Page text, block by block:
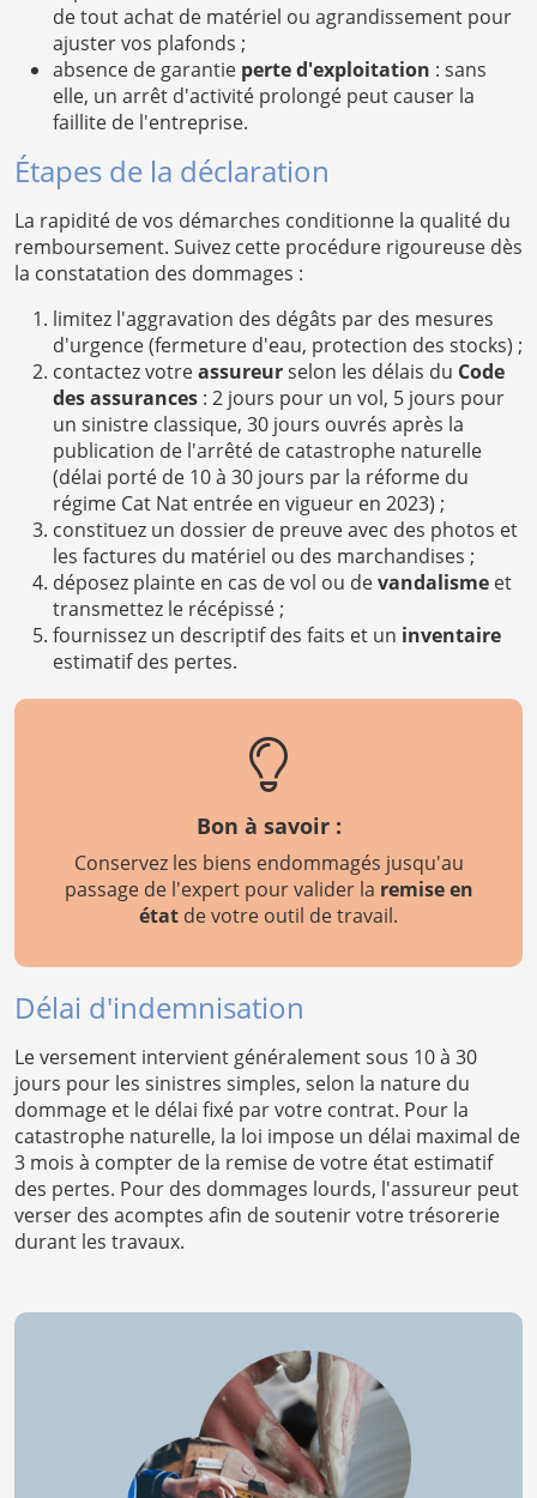
de tout achat de matériel ou agrandissement pour
ajuster vos plafonds ;
absence de garantie perte d'exploitation : sans
elle, un arrêt d'activité prolongé peut causer la
faillite de l'entreprise.
Étapes de la déclaration
La rapidité de vos démarches conditionne la qualité du
remboursement. Suivez cette procédure rigoureuse dès
la constatation des dommages :
limitez l'aggravation des dégâts par des mesures
d'urgence (fermeture d'eau, protection des stocks) ;
contactez votreassureurselon les délais du Code
des assurances : 2 jours pour un vol, 5 jours pour
un sinistre classique, 30 jours ouvrés après la
publication de l'arrêté de catastrophe naturelle
(délai porté de 10 à 30 jours par la réforme du
régime Cat Nat entrée en vigueur en 2023) ;
constituez un dossier de preuve avec des photos et
les factures du matériel ou des marchandises ;
déposez plainte en cas de vol ou devandalisme et
transmettez le récépissé ;
fournissez un descriptif des faits et un inventaire
estimatif des pertes.
Bon à savoir :
Conservez les biens endommagés jusqu'au
passage de l'expert pour valider la remise en
état de votre outil de travail.
Délai d'indemnisation
Le versement intervient généralement sous 10 à 30
jours pour les sinistres simples, selon la nature du
dommage et le délai fixé par votre contrat. Pour la
catastrophe naturelle, la loi impose un délai maximal de
3 mois à compter de la remise de votre état estimatif
des pertes. Pour des dommages lourds, l'assureur peut
verser des acomptes afin de soutenir votre trésorerie
durant les travaux.